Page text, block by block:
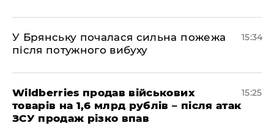
У Брянську почалася сильна пожежа
після потужного вибуху
15:34
Wildberries продав військових
товарів на 1,6 млрд рублів – після атак
ЗСУ продаж різко впав
15:25